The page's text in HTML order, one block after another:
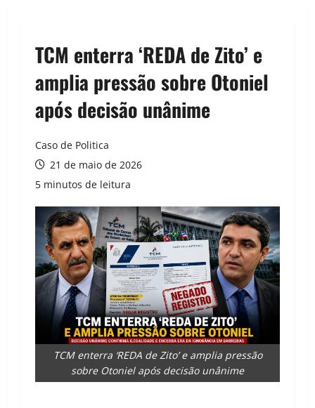
TCM enterra ‘REDA de Zito’ e
amplia pressão sobre Otoniel
após decisão unânime
Caso de Politica
21 de maio de 2026
5 minutos de leitura
TCM enterra ‘REDA de Zito’ e amplia pressão
sobre Otoniel após decisão unânime